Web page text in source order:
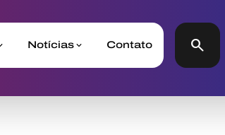
Notícias Contato search